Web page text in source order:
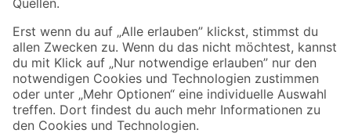
Sicher einkaufen
Jetzt die toom-App herunterladen